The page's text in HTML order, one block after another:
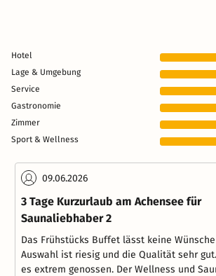
Hotel
Lage & Umgebung
Service
Gastronomie
Zimmer
Sport & Wellness
09.06.2026
3 Tage Kurzurlaub am Achensee für
Saunaliebhaber 2
Das Frühstücks Buffet lässt keine
Auswahl ist riesig und die Qualität sehr
es extrem genossen. Der Wellness und